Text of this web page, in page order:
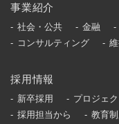
事業紹介
社会・公共 金融
コンサルティング
採用情報
新卒採用 プロジェ
採用担当から
教育